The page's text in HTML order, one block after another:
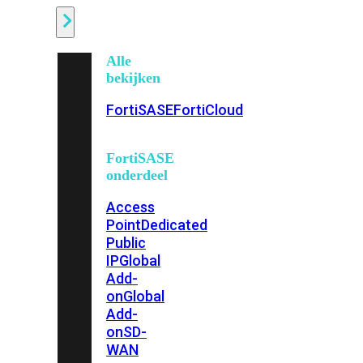
Alle
bekijken
FortiSASEFortiCloud
FortiSASE
onderdeel
Access
PointDedicated
Public
IPGlobal
Add-
onGlobal
Add-
onSD-
WAN